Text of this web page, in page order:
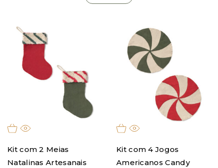
Limpar
filtro
Kit com 2 Meias
Natalinas Artesanais
Kit com 4 Jogos
Americanos Candy